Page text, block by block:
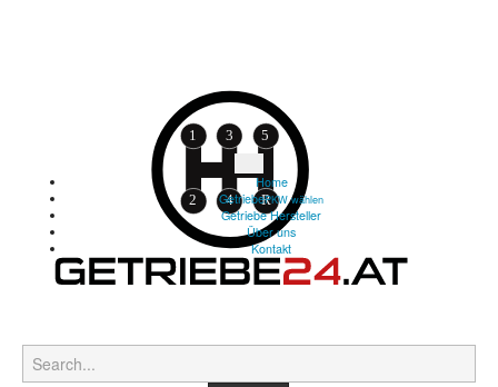
Home
GetriebePKW wählen
Getriebe Hersteller
Über uns
Kontakt